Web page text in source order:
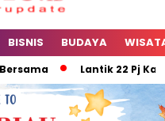
BISNIS BUDAYA
Lantik 22 Pj